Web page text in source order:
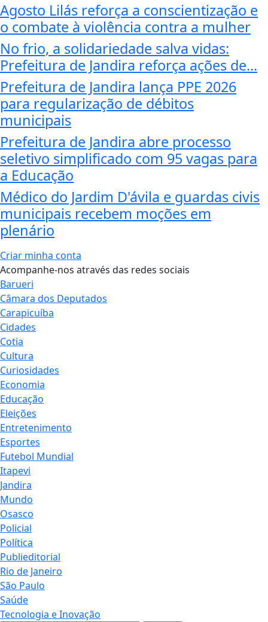
Agosto Lilás reforça a conscientização e
o combate à violência contra a mulher
No frio, a solidariedade salva vidas:
Prefeitura de Jandira reforça ações de...
Prefeitura de Jandira lança PPE 2026
para regularização de débitos
municipais
Prefeitura de Jandira abre processo
seletivo simplificado com 95 vagas para
a Educação
Médico do Jardim D'ávila e guardas civis
municipais recebem moções em
plenário
Criar minha conta
Acompanhe-nos através das redes sociais
Barueri
Câmara dos Deputados
Carapicuíba
Cidades
Cotia
Cultura
Curiosidades
Economia
Educação
Eleições
Entretenimento
Esportes
Futebol Mundial
Itapevi
Jandira
Mundo
Osasco
Policial
Política
Publieditorial
Rio de Janeiro
São Paulo
Saúde
Tecnologia e Inovação